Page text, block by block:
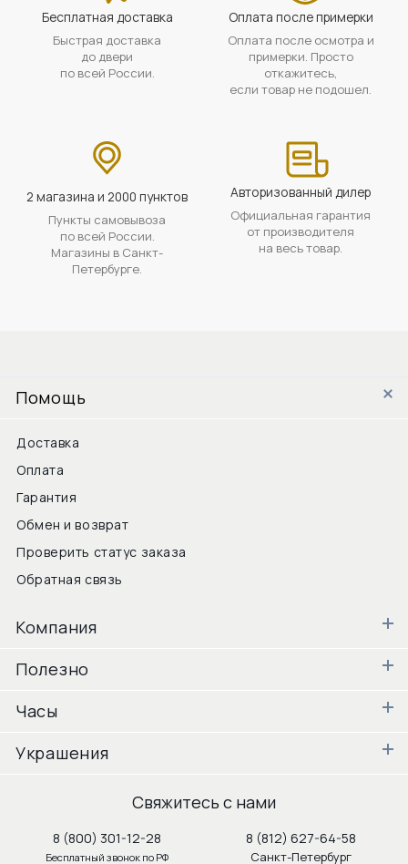
Бесплатная доставка
Быстрая доставка
до двери
по всей России.
Оплата после примерки
Оплата после осмотра и
примерки. Просто
откажитесь,
если товар не подошел.
2 магазина и 2000 пунктов
Пункты самовывоза
по всей России.
Магазины в Санкт-
Петербурге.
Авторизованный дилер
Официальная гарантия
от производителя
на весь товар.
Помощь
Доставка
Оплата
Гарантия
Обмен и возврат
Проверить статус заказа
Обратная связь
Компания
Полезно
Часы
Украшения
Свяжитесь с нами
8 (800) 301-12-28
Бесплатный звонок по РФ
8 (812) 627-64-58
Санкт-Петербург